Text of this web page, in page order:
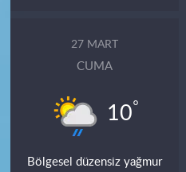
27 MART
CUMA
10°
Bölgesel düzensiz yağmur